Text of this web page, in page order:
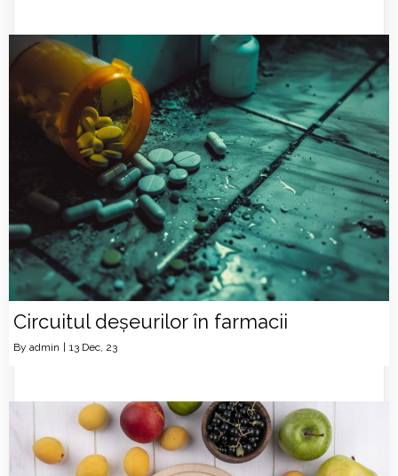
Circuitul deșeurilor în farmacii
By admin 13 Dec, 23